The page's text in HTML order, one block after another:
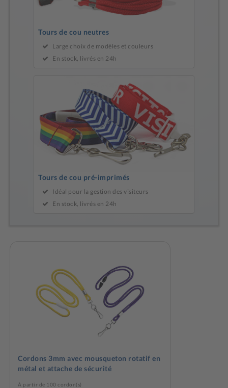
Tours de cou neutres
Large choix de modèles et couleurs
En stock, livrés en 24h
Tours de cou pré-imprimés
Idéal pour la gestion des visiteurs
En stock, livrés en 24h
Cordons 3mm avec mousqueton rotatif en
métal et attache de sécurité
À partir de 100 cordon(s)